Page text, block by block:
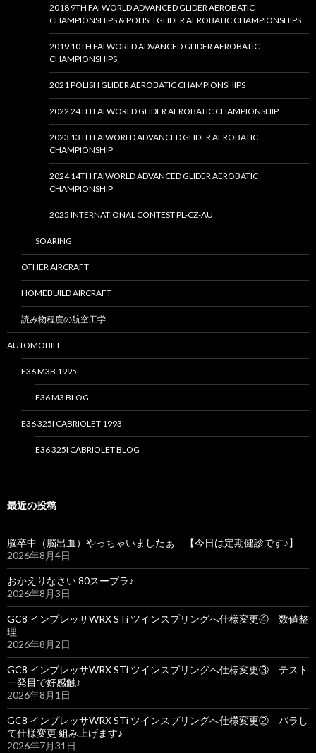
2018 9TH FAI WORLD ADVANCED GLIDER AEROBATIC
CHAMPIONSHIPS & POLISH GLIDER AEROBATIC CHAMPIONSHIPS
2019 10TH FAI WORLD ADVANCED GLIDER AEROBATIC
CHAMPIONSHIPS
2021 POLISH GLIDER AEROBATIC CHAMPIONSHIPS
2022 24TH FAI WORLD GLIDER AEROBATIC CHAMPIONSHIP
2023 13TH FAIWORLD ADVANCED GLIDER AEROBATIC
CHAMPIONSHIP
2024 14TH FAIWORLD ADVANCED GLIDER AEROBATIC
CHAMPIONSHIP
2025 INTERNATIONAL CONTEST PL-CZ-AU
SOARING
OTHER AIRCRAFT
HOMEBUILD AIRCRAFT
読み物程度の航空工学
AUTOMOBILE
E36 M3B 1995
E36 M3 BLOG
E36 325I CABRIOLET 1993
E36 325I CABRIOLET BLOG
最近の投稿
脳卒中（脳出血）やっちゃいましたぁ 【今日は定期健診です♪】
2026年8月4日
おかえりなさい 80スープラ♪
2026年8月3日
GC8 インプレッサWRX STi ツインスプリングへ仕様変更④ 数値整
理
2026年8月2日
GC8 インプレッサWRX STi ツインスプリングへ仕様変更③ テスト
一発目で好感触♪
2026年8月1日
GC8 インプレッサWRX STi ツインスプリングへ仕様変更② バラし
て仕様変更 組み上げます♪
2026年7月31日